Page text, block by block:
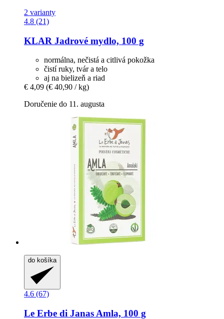
2 varianty
4.8 (21)
KLAR Jadrové mydlo, 100 g
normálna, nečistá a citlivá pokožka
čistí ruky, tvár a telo
aj na bielizeň a riad
€ 4,09 (€ 40,90 / kg)
Doručenie do 11. augusta
do košíka
4.6 (67)
Le Erbe di Janas Amla, 100 g